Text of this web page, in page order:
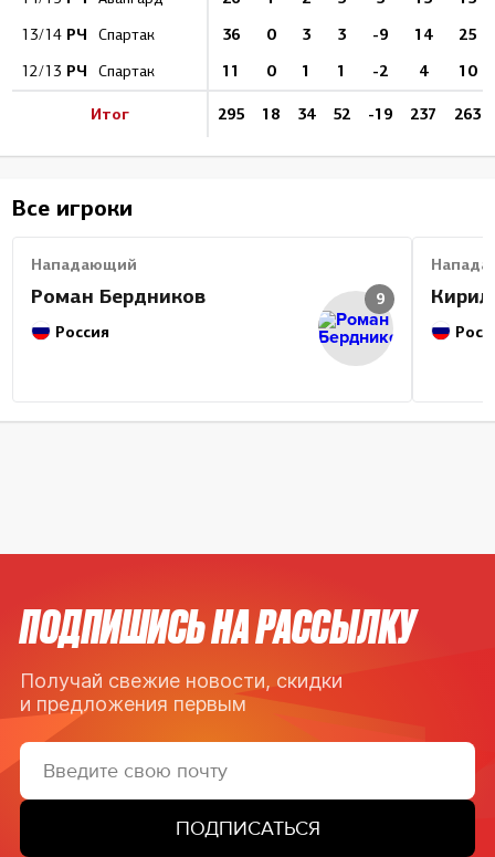
13/14 РЧ Спартак 36 0 3 3 -9 14 25
12/13 РЧ Спартак 11 0 1 1 -2 4 10
Итог 295 18 34 52 -19 237 263
Все игроки
Нападающий
Роман Бердников
Россия
9
ПОДПИШИСЬ НА РАССЫЛКУ
Получай свежие новости, скидки
и предложения первым
ПОДПИСАТЬСЯ